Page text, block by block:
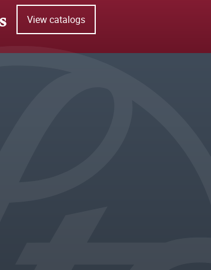
View catalogs